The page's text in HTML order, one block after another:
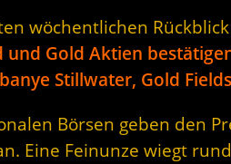
wöchentlichen
und Gold Aktien
Stillwater, Gold
Börsen geben den
Eine Feinunze wiegt